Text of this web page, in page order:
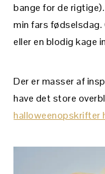
bange for de
min fars fødselsdag.
eller en blodig kage
Der er masser af
have det store
halloweenopskrifter